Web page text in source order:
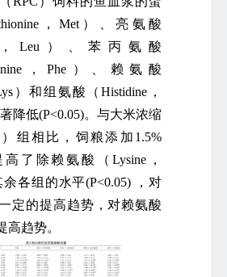
，Met）、亮氨酸
，Leu）、苯丙氨酸
，Phe）、赖氨酸
）和组氨酸（Histidine，
降低(P<0.05)。与大米浓缩
组相比，饲粮添加1.5%
了除赖氨酸（Lysine，
各组的水平(P<0.05) ，对
定的提高趋势 ，对赖氨酸
高趋势。